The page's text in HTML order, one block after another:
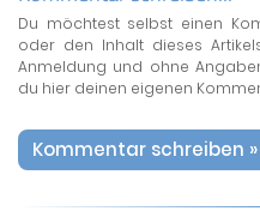
Du möchtest selbst einen
oder den Inhalt dieses
Anmeldung und ohne
du hier deinen eigenen
Kommentar schreiben »